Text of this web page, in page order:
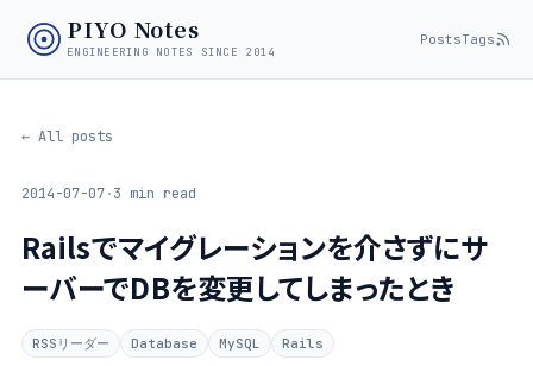
PIYO Notes
ENGINEERING NOTES SINCE 2014
PostsTags
← All posts
2014-07-07·3 min read
Railsでマイグレーションを介さずにサ
ーバーでDBを変更してしまったとき
RSSリーダー Database MySQL Rails